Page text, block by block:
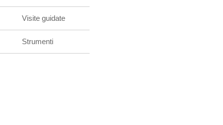
Visite guidate
Strumenti